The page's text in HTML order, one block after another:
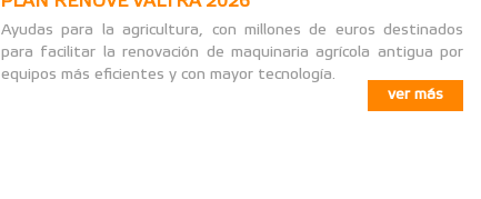
Ayudas para la agricultura, con millones de euros destinados
para facilitar la renovación de maquinaria agrícola antigua por
equipos más eficientes y con mayor tecnología.
ver más